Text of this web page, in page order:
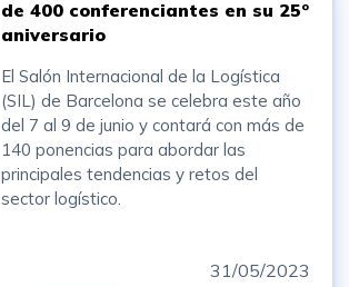
de 400 conferenciantes en su 25º
aniversario
El Salón Internacional de la Logística
(SIL) de Barcelona se celebra este año
del 7 al 9 de junio y contará con más de
140 ponencias para abordar las
principales tendencias y retos del
sector logístico.
31/05/2023